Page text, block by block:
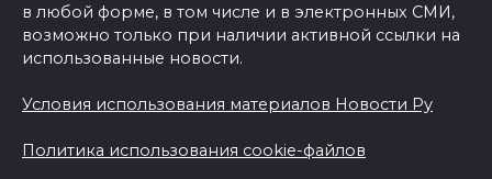
в любой форме, в том числе и в электронных СМИ,
возможно только при наличии активной ссылки на
использованные новости.
Условия использования материалов Новости Ру
Политика использования cookie-файлов